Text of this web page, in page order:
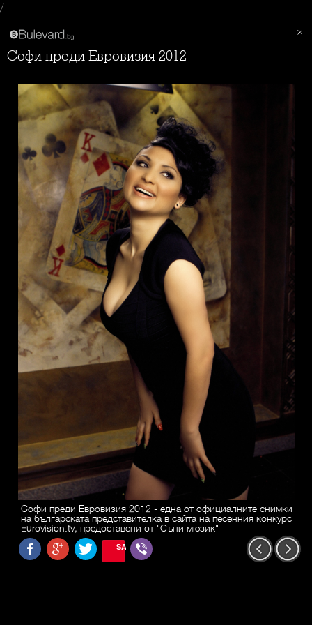
/
Софи преди Евровизия 2012
Софи преди Евровизия 2012 - една от официалните снимки
на българската представителка в сайта на песенния конкурс
Eurovision.tv, предоставени от "Съни мюзик"
SAVE